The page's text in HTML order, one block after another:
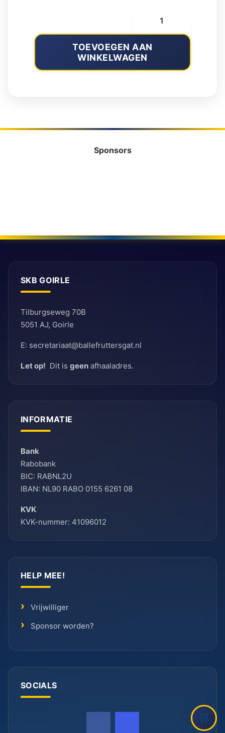
Ballefruttersgat
boog
aantal
TOEVOEGEN AAN
WINKELWAGEN
Sponsors
SKB GOIRLE
Tilburgseweg 70B
5051 AJ, Goirle
E: secretariaat@ballefruttersgat.nl
Let op! Dit is geen afhaaladres.
INFORMATIE
Bank
Rabobank
BIC: RABNL2U
IBAN: NL90 RABO 0155 6261 08
KVK
KVK-nummer: 41096012
HELP MEE!
Vrijwilliger
Sponsor worden?
SOCIALS